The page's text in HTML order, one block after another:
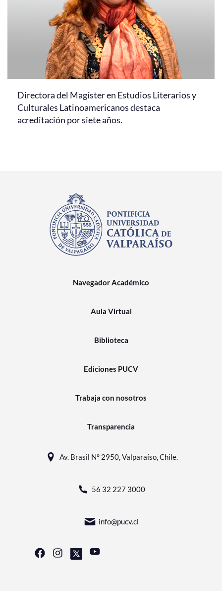
Directora del Magíster en Estudios Literarios y
Culturales Latinoamericanos destaca
acreditación por siete años.
Navegador Académico
Aula Virtual
Biblioteca
Ediciones PUCV
Trabaja con nosotros
Transparencia
Av. Brasil N° 2950, Valparaíso, Chile.
56 32 227 3000
info@pucv.cl